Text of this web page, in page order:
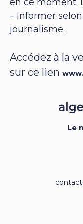
en ce moment.
– informer
journalisme.
Accédez à la
sur ce lien
Le